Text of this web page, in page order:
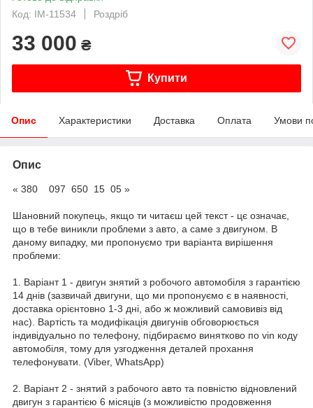
Код: IM-11534
Роздріб
33 000 ₴
Купити
Опис Характеристики Доставка Оплата Умови
Опис
« 380 097 650 15 05 »
Шановний покупець, якщо ти читаєш цей текст - цє означає,
що в тебе виникли проблеми з авто, а саме з двигуном. В
даному випадку, ми пропонуємо три варіанта вирішення
проблеми:
1. Варіант 1 - двигун знятий з робочого автомобіля з гарантією
14 днів (зазвичай двигуни, що ми пропонуємо є в наявності,
доставка орієнтовно 1-3 дні, або ж можливий самовивіз від
нас). Вартість та модифікація двигунів обговорюється
індивідуально по телефону, підбираємо винятково по vin коду
автомобіля, тому для узгодження деталей прохання
телефонувати. (Viber, WhatsApp)
2. Варіант 2 - знятий з рабочого авто та повністю відновлений
двигун з гарантією 6 місяців (з можливістю продовження